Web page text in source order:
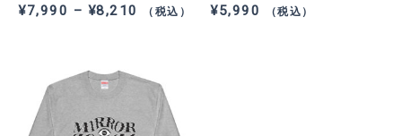
¥7,990 – ¥8,210 価
–
¥8,210
（税込） ¥5,990 （税込）